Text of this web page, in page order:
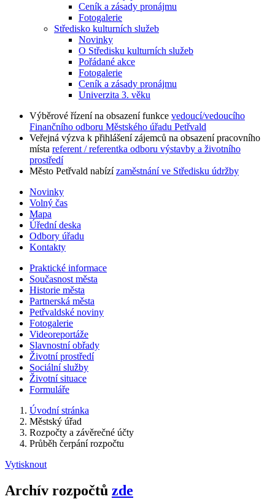
Ceník a zásady pronájmu
Fotogalerie
Středisko kulturních služeb
Novinky
O Středisku kulturních služeb
Pořádané akce
Fotogalerie
Ceník a zásady pronájmu
Univerzita 3. věku
Výběrové řízení na obsazení funkce vedoucí/vedoucího
Finančního odboru Městského úřadu Petřvald
Veřejná výzva k přihlášení zájemců na obsazení pracovního
místa referent / referentka odboru výstavby a životního
prostředí
Město Petřvald nabízízaměstnání ve Středisku údržby
Novinky
Volný čas
Mapa
Úřední deska
Odbory úřadu
Kontakty
Praktické informace
Současnost města
Historie města
Partnerská města
Petřvaldské noviny
Fotogalerie
Videoreportáže
Slavnostní obřady
Životní prostředí
Sociální služby
Životní situace
Formuláře
Úvodní stránka
Městský úřad
Rozpočty a závěrečné účty
Průběh čerpání rozpočtu
Vytisknout
Archív rozpočtů zde